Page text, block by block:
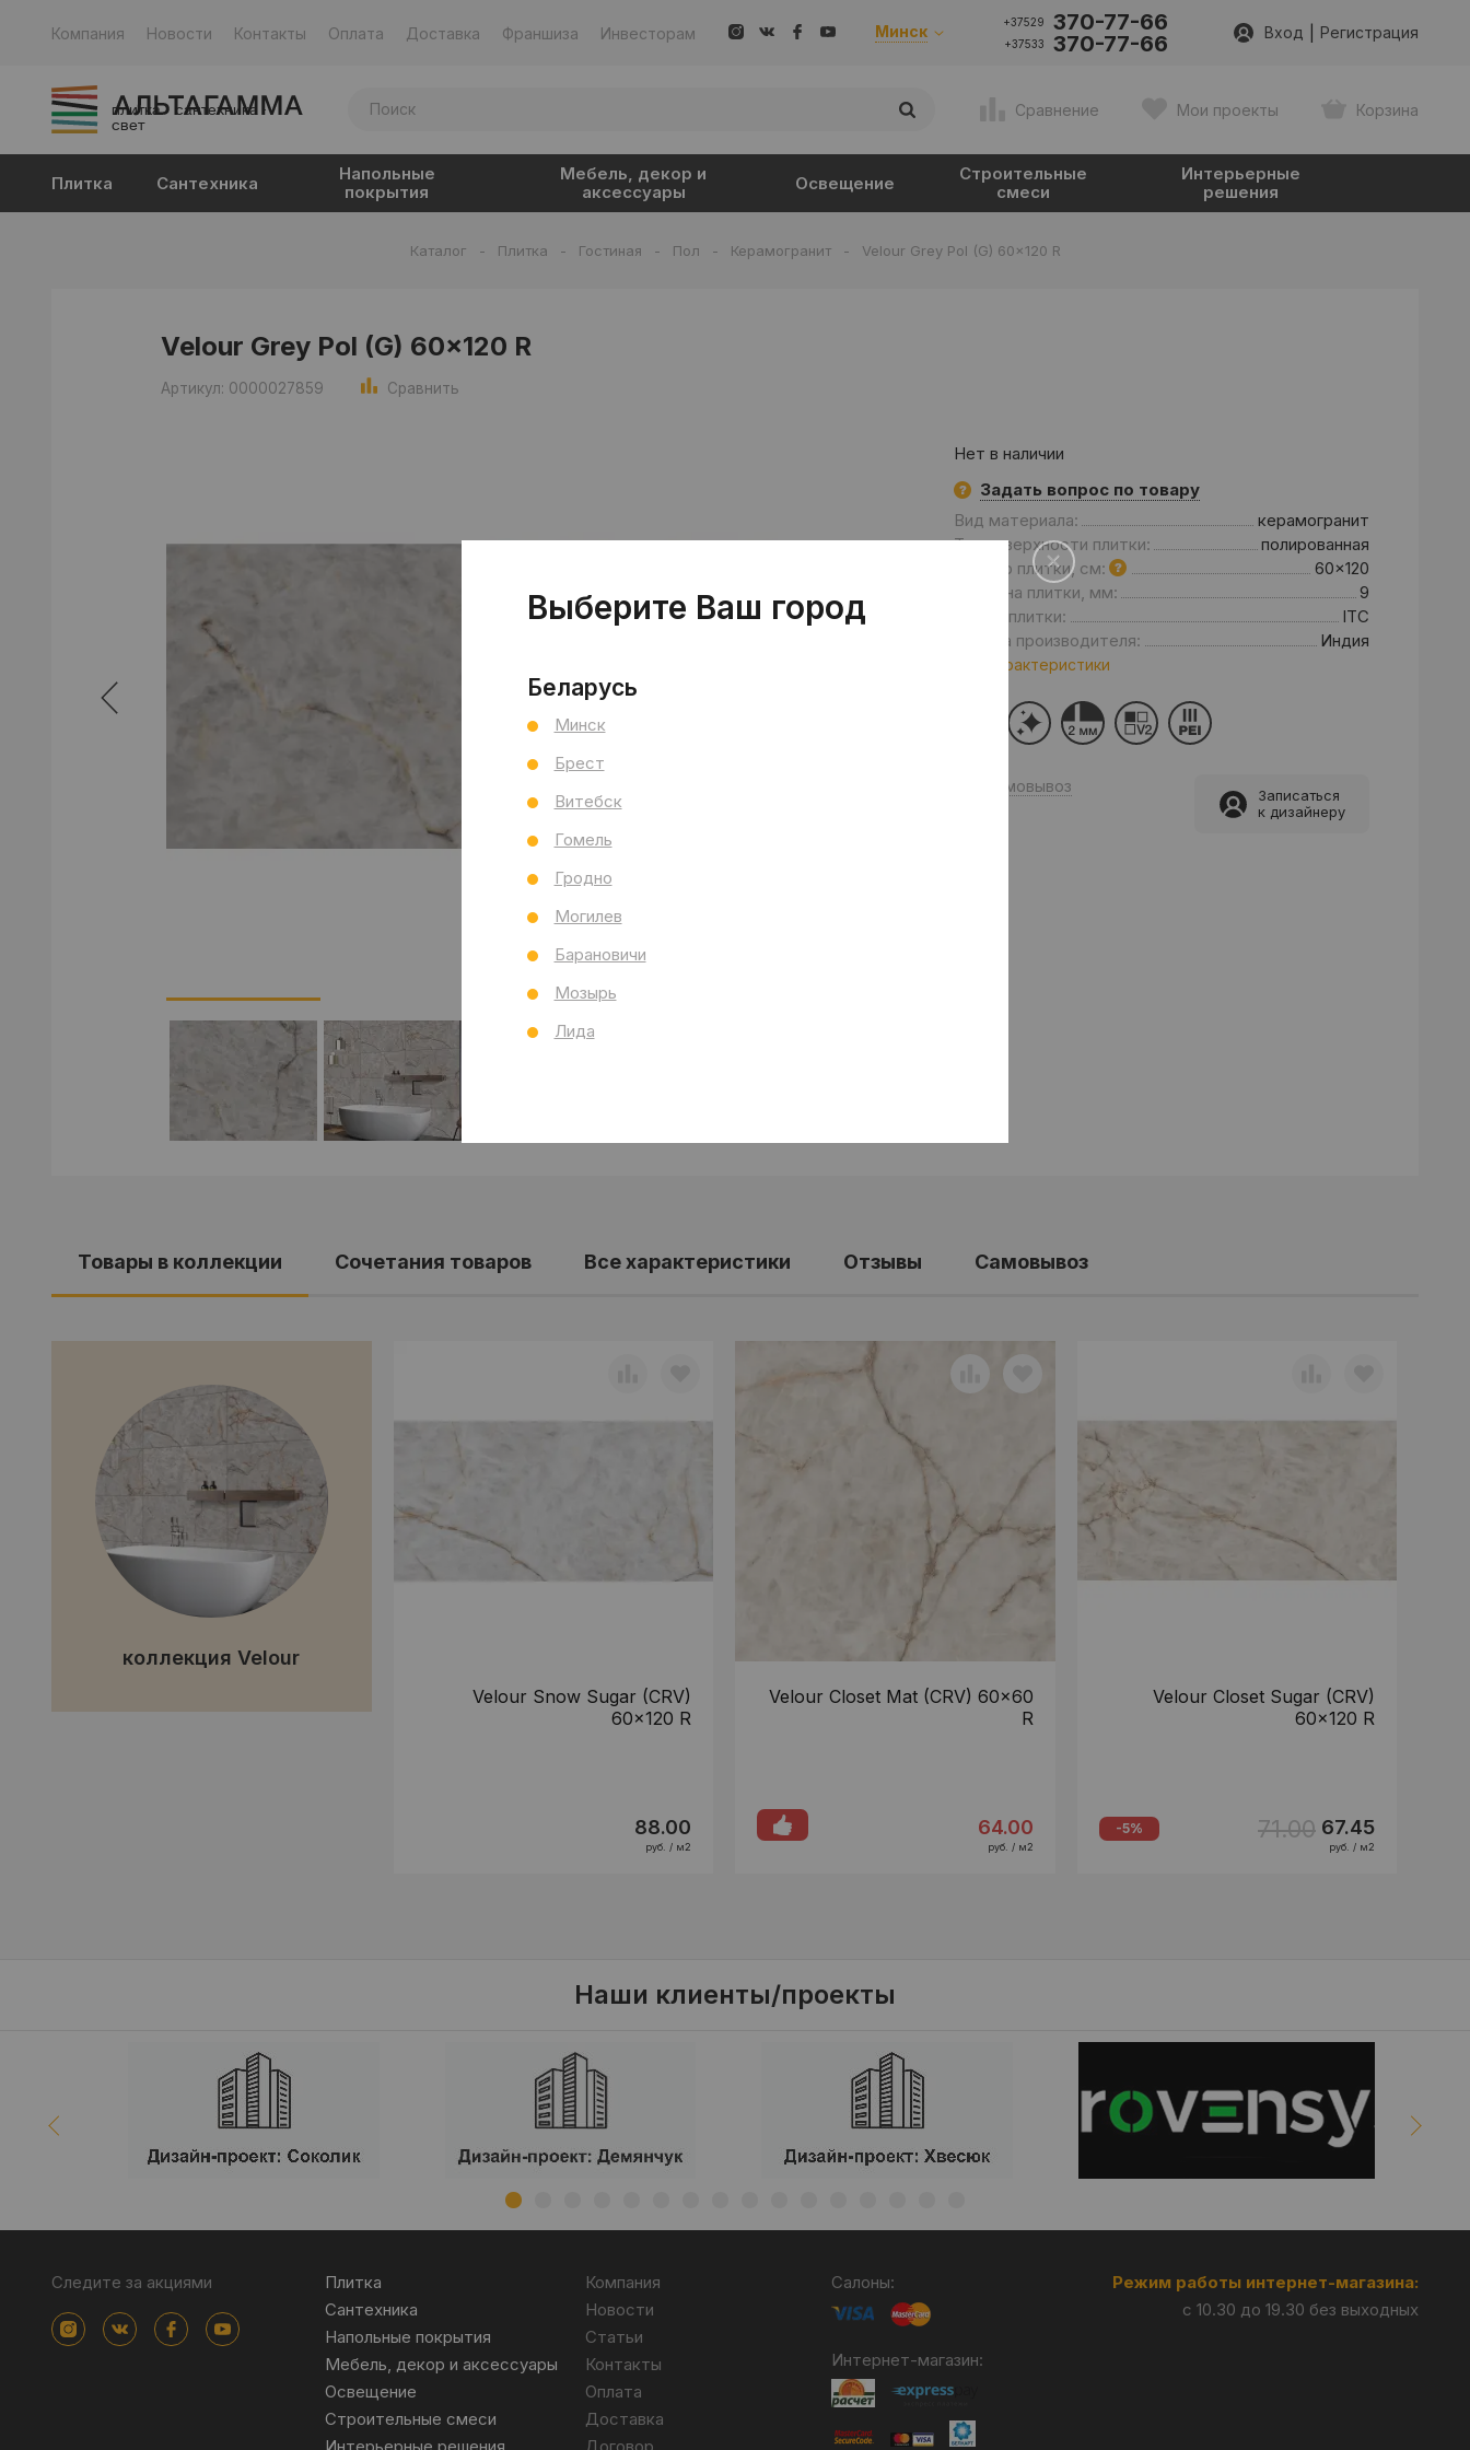
Компания Новости Контакты Оплата Доставка Франшиза Инвесторам Минск +37529 370-77-66
+37533 370-77-66 Вход Регистрация
плитка · сантехника ·
свет
Сравнение Мои проекты Корзина
Плитка Сантехника
Напольные
покрытия
Мебель, декор и
аксессуары
Освещение
Строительные
смеси
Интерьерные
решения
Каталог - Плитка - Гостиная - Пол - Керамогранит - Velour Grey Pol (G) 60x120 R
Velour Grey Pol (G) 60x120 R
Артикул: 0000027859 Сравнить
Нет в наличии
Задать вопрос по товару
Вид материала:
керамогранит
Тип поверхности плитки:
полированная
Размер плитки, см:
60x120
Толщина плитки, мм:
9
Бренд плитки:
ITC
Страна производителя:
Индия
Все характеристики
Самовывоз
Записаться
к дизайнеру
Товары в коллекции
коллекция Velour
Velour Snow Sugar (CRV)
60x120 R
88.00
руб. / м2
Velour Closet Mat (CRV) 60x60
R
64.00
руб. / м2
Velour Closet Sugar (CRV)
60x120 R
-5% 71.00 67.45
руб. / м2
Cочетания товаров Все характеристики Отзывы Самовывоз
Наши клиенты/проекты
Следите за акциями
Плитка
Сантехника
Напольные покрытия
Мебель, декор и аксессуары
Освещение
Строительные смеси
Компания
Новости
Статьи
Контакты
Оплата
Доставка
Салоны:
Интернет-магазин:
Режим работы интернет-магазина:
с 10.30 до 19.30 без выходных
Выберите Ваш город
Беларусь
Минск
Брест
Витебск
Гомель
Гродно
Могилев
Барановичи
Мозырь
Лида